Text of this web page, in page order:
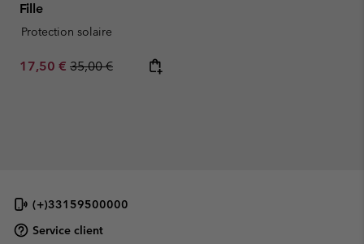
Fille
Protection solaire
Sale price:
17,50 € Regular price:
35,00 €
(+)33159500000
Service client